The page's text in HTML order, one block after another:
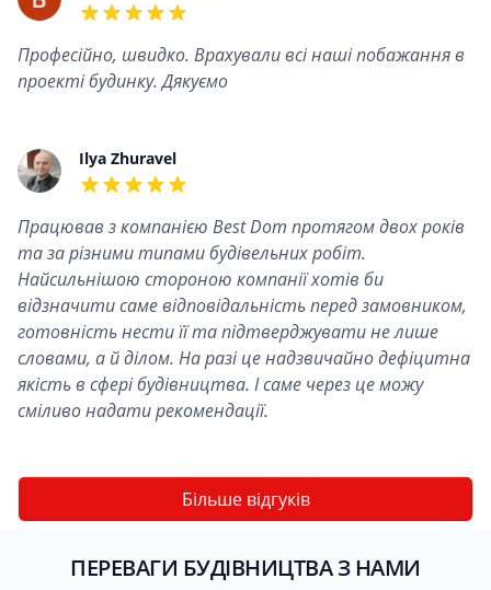
Професійно, швидко. Врахували всі наші побажання в
проекті будинку. Дякуємо
Ilya Zhuravel
Працював з компанією Best Dom протягом двох років
та за різними типами будівельних робіт.
Найсильнішою стороною компанії хотів би
відзначити саме відповідальність перед замовником,
готовність нести її та підтверджувати не лише
словами, а й ділом. На разі це надзвичайно дефіцитна
якість в сфері будівництва. І саме через це можу
сміливо надати рекомендації.
Більше відгуків
ПЕРЕВАГИ БУДІВНИЦТВА З НАМИ